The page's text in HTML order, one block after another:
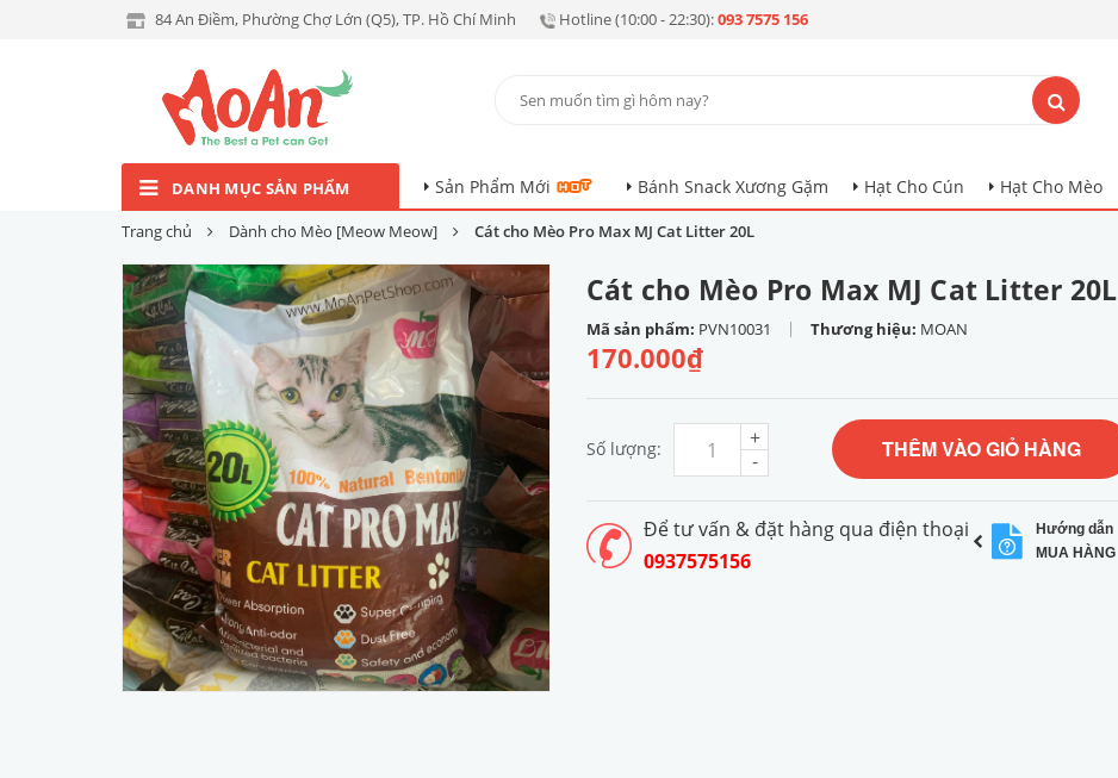
84 An Điềm, Phường Chợ Lớn (Q5), TP. Hồ Chí Minh Hotline (10:00 - 22:30):093 7575 156
DANH MỤC SẢN PHẨM Sản Phẩm Mới Bánh Snack Xương Gặm Hạt Cho Cún Hạt Cho Mèo
Trang chủ Dành cho Mèo [Meow Meow] Cát cho Mèo Pro Max MJ Cat Litter 20L
Cát cho Mèo Pro Max MJ Cat Litter 20L
Mã sản phẩm: PVN10031 | Thương hiệu: MOAN
170.000₫
Số lượng: -
+ THÊM VÀO GIỎ HÀNG
Để tư vấn & đặt hàng qua điện thoại
0937575156
Hướng dẫn
MUA HÀNG